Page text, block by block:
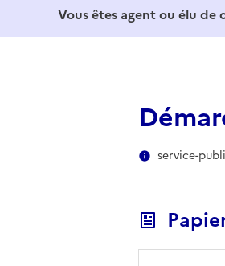
Vous êtes agent ou élu de
service-